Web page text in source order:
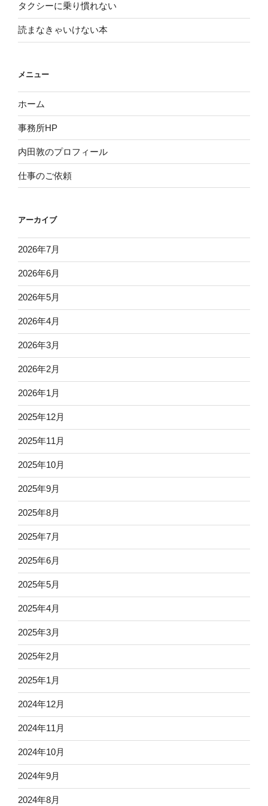
タクシーに乗り慣れない
読まなきゃいけない本
メニュー
ホーム
事務所HP
内田敦のプロフィール
仕事のご依頼
アーカイブ
2026年7月
2026年6月
2026年5月
2026年4月
2026年3月
2026年2月
2026年1月
2025年12月
2025年11月
2025年10月
2025年9月
2025年8月
2025年7月
2025年6月
2025年5月
2025年4月
2025年3月
2025年2月
2025年1月
2024年12月
2024年11月
2024年10月
2024年9月
2024年8月